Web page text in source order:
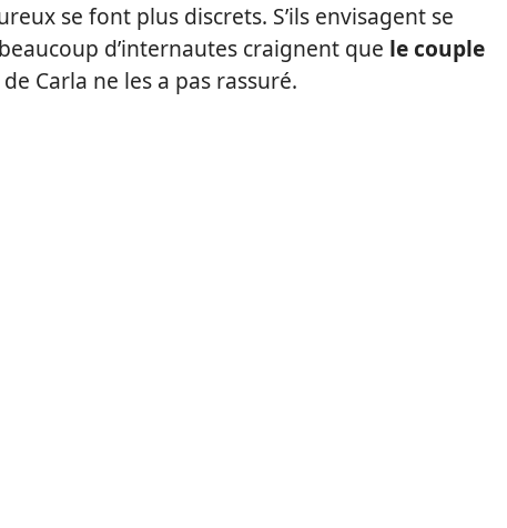
se font plus discrets. S’ils envisagent se
d’internautes craignent que le couple
Carla ne les a pas rassuré.